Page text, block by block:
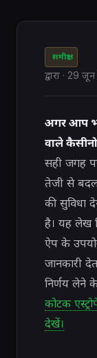
समीक्षा
द्वारा · 29 जून
अगर आप
वाले
सही जगह
तेजी से बदल
की सुविधा
है। यह लेख
ऐप के
जानकारी
निर्णय लेने
कोटक
देखें।